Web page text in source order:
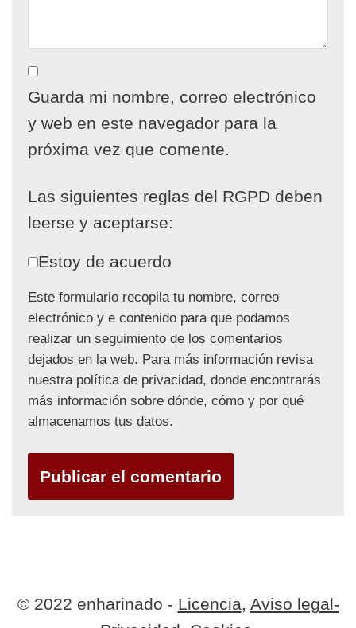
Guarda mi nombre, correo electrónico
y web en este navegador para la
próxima vez que comente.
Las siguientes reglas del RGPD deben
leerse y aceptarse:
Estoy de acuerdo
Este formulario recopila tu nombre, correo
electrónico y e contenido para que podamos
realizar un seguimiento de los comentarios
dejados en la web. Para más información revisa
nuestra política de privacidad, donde encontrarás
más información sobre dónde, cómo y por qué
almacenamos tus datos.
© 2022 enharinado - Licencia
Aviso legal-